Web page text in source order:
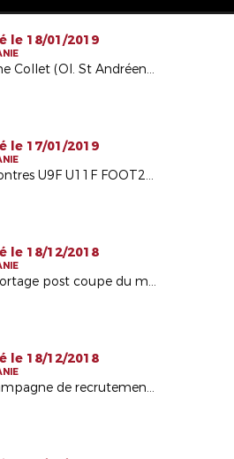
le 18/01/2019
Jérôme Collet (Ol. St Andréen) : "L'entraide est intéressante"
le 17/01/2019
Rencontres U9F U11F FOOT2COEUR
le 18/12/2018
le reportage post coupe du monde de Stéphanie Frappart sur le site internet Fédéral
le 18/12/2018
-La campagne de recrutement emailing auprès des joueuses et ex joueuses :